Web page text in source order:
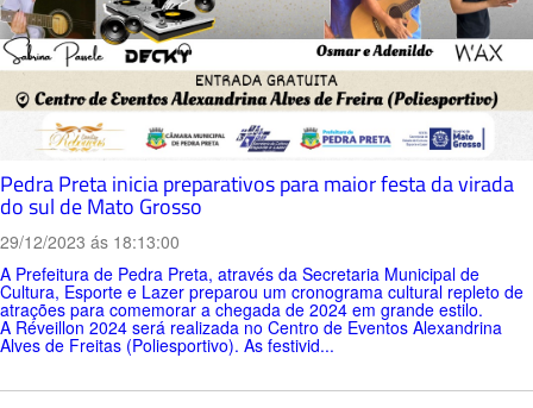
Pedra Preta inicia preparativos para maior festa da virada
do sul de Mato Grosso
29/12/2023 ás 18:13:00
A Prefeitura de Pedra Preta, através da Secretaria Municipal de
Cultura, Esporte e Lazer preparou um cronograma cultural repleto de
atrações para comemorar a chegada de 2024 em grande estilo.
A Réveillon 2024 será realizada no Centro de Eventos Alexandrina
Alves de Freitas (Poliesportivo). As festivid...